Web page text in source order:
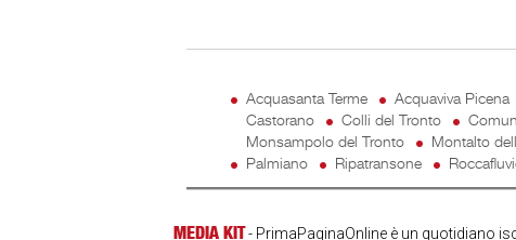
Acquasanta Terme Acquaviva Picena
Castorano
Colli del Tronto
Monsampolo del Tronto
Montalto
Palmiano
Ripatransone
MEDIA KIT- PrimaPaginaOnline è un quotidiano